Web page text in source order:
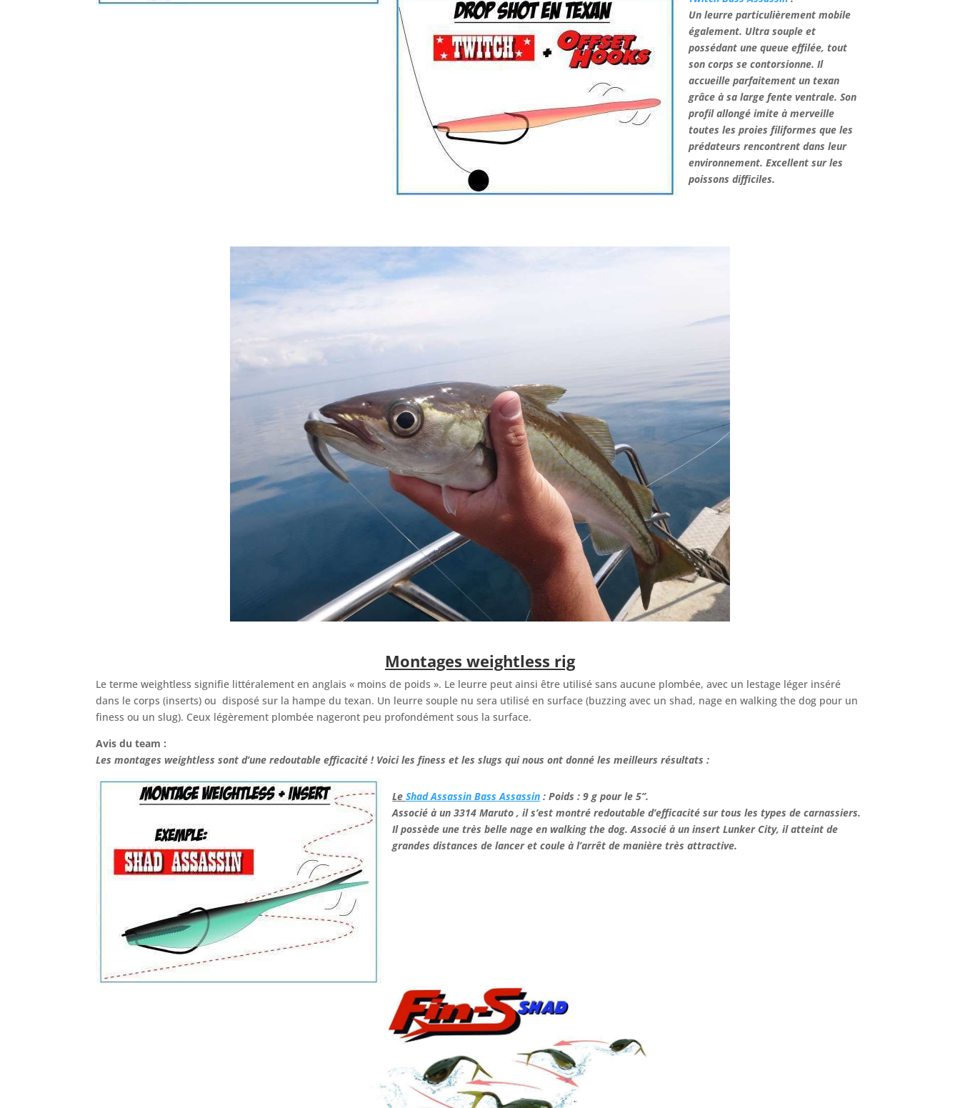
Un leurre particulièrement mobile
également. Ultra souple et
possédant une queue effilée, tout
son corps se contorsionne. Il
accueille parfaitement un texan
grâce à sa large fente ventrale. Son
profil allongé imite à merveille
toutes les proies filiformes que les
prédateurs rencontrent dans leur
environnement. Excellent sur les
poissons difficiles.
Montages weightless rig
Le terme weightless signifie littéralement en anglais « moins de poids ». Le leurre peut ainsi être utilisé sans aucune plombée, avec un lestage léger inséré
dans le corps (inserts) ou disposé sur la hampe du texan. Un leurre souple nu sera utilisé en surface (buzzing avec un shad, nage en walking the dog pour un
finess ou un slug). Ceux légèrement plombée nageront peu profondément sous la surface.
Avis du team :
Les montages weightless sont d’une redoutable efficacité ! Voici les finess et les slugs qui nous ont donné les meilleurs résultats :
LeShad Assassin Bass Assassin : Poids : 9 g pour le 5’’.
Associé à un 3314 Maruto , il s’est montré redoutable d’efficacité sur tous les types de carnassiers.
Il possède une très belle nage en walking the dog. Associé à un insert Lunker City, il atteint de
grandes distances de lancer et coule à l’arrêt de manière très attractive.